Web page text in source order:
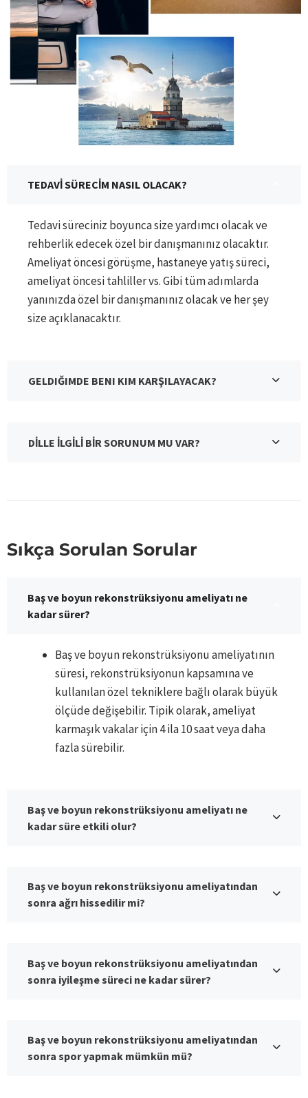
TEDAVİ SÜRECİM NASIL OLACAK?
Tedavi süreciniz boyunca size yardımcı olacak ve
rehberlik edecek özel bir danışmanınız olacaktır.
Ameliyat öncesi görüşme, hastaneye yatış süreci,
ameliyat öncesi tahliller vs. Gibi tüm adımlarda
yanınızda özel bir danışmanınız olacak ve her şey
size açıklanacaktır.
GELDIĞIMDE BENI KIM KARŞILAYACAK?
DİLLE İLGİLİ BİR SORUNUM MU VAR?
Sıkça Sorulan Sorular
Baş ve boyun rekonstrüksiyonu ameliyatı ne
kadar sürer?
Baş ve boyun rekonstrüksiyonu ameliyatının
süresi, rekonstrüksiyonun kapsamına ve
kullanılan özel tekniklere bağlı olarak büyük
ölçüde değişebilir. Tipik olarak, ameliyat
karmaşık vakalar için 4 ila 10 saat veya daha
fazla sürebilir.
Baş ve boyun rekonstrüksiyonu ameliyatı ne
kadar süre etkili olur?
Baş ve boyun rekonstrüksiyonu ameliyatından
sonra ağrı hissedilir mi?
Baş ve boyun rekonstrüksiyonu ameliyatından
sonra iyileşme süreci ne kadar sürer?
Baş ve boyun rekonstrüksiyonu ameliyatından
sonra spor yapmak mümkün mü?